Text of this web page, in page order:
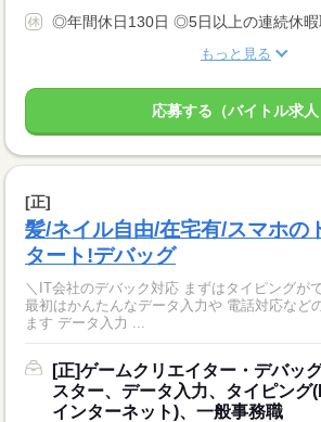
もっと見る
応募する（バイトル求人
[正]
髪/ネイル自由/在宅有/スマホの
タート!デバッグ
＼IT会社のデバック対応 まずはタイピングが
最初はかんたんなデータ入力や 電話対応など
ます データ入力 ...
[正]ゲームクリエイター・デバッ
スター、データ入力、タイピング
インターネット)、一般事務職